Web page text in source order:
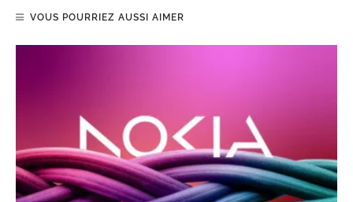
VOUS POURRIEZ AUSSI AIMER